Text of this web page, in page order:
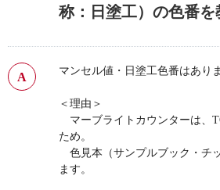
称：日塗工）の色番を
マンセル値・日塗工色番はあり
＜理由＞
マーブライトカウンターは、
ため。
色見本（サンプルブック・チ
ます。